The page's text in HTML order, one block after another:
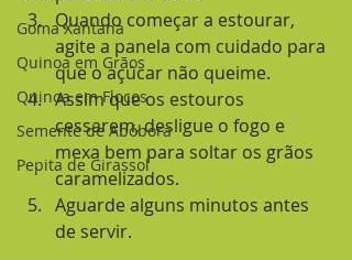
Goma Xantana
Quinoa em Grãos
Quinoa em Flocos
Semente de Abóbora
Pepita de Girassol
Quando começar a estourar,
agite a panela com cuidado para
que o açúcar não queime.
Assim que os estouros
cessarem, desligue o fogo e
mexa bem para soltar os grãos
caramelizados.
Aguarde alguns minutos antes
de servir.